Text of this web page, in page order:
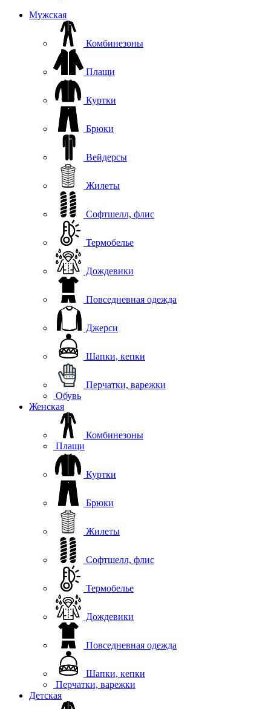
Мужская
Комбинезоны
Плащи
Куртки
Брюки
Вейдерсы
Жилеты
Софтшелл, флис
Термобелье
Дождевики
Повседневная одежда
Джерси
Шапки, кепки
Перчатки, варежки
Обувь
Женская
Комбинезоны
Плащи
Куртки
Брюки
Жилеты
Софтшелл, флис
Термобелье
Дождевики
Повседневная одежда
Шапки, кепки
Перчатки, варежки
Детская